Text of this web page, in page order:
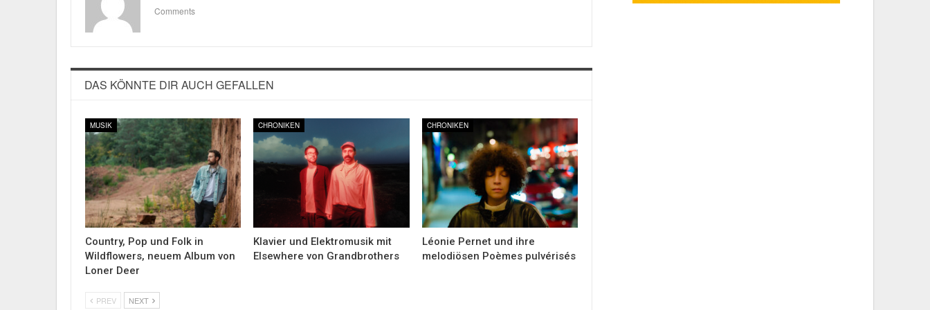
Comments
DAS KÖNNTE DIR AUCH GEFALLEN
MUSIK
Country, Pop und Folk in
Wildflowers, neuem Album von
Loner Deer
CHRONIKEN
Klavier und Elektromusik mit
Elsewhere von Grandbrothers
CHRONIKEN
Léonie Pernet und ihre
melodiösen Poèmes pulvérisés
PREV NEXT